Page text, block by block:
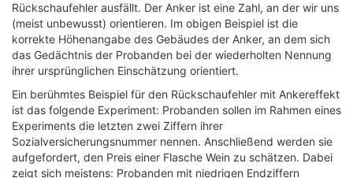
Rückschaufehler ausfällt. Der Anker ist eine Zahl, an der wir uns
(meist unbewusst) orientieren. Im obigen Beispiel ist die
korrekte Höhenangabe des Gebäudes der Anker, an dem sich
das Gedächtnis der Probanden bei der wiederholten Nennung
ihrer ursprünglichen Einschätzung orientiert.
Ein berühmtes Beispiel für den Rückschaufehler mit Ankereffekt
ist das folgende Experiment: Probanden sollen im Rahmen eines
Experiments die letzten zwei Ziffern ihrer
Sozialversicherungsnummer nennen. Anschließend werden sie
aufgefordert, den Preis einer Flasche Wein zu schätzen. Dabei
zeigt sich meistens: Probanden mit niedrigen Endziffern